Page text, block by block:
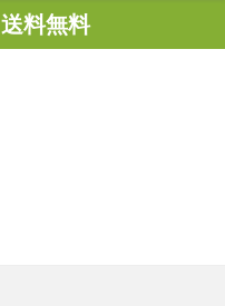
送料無料